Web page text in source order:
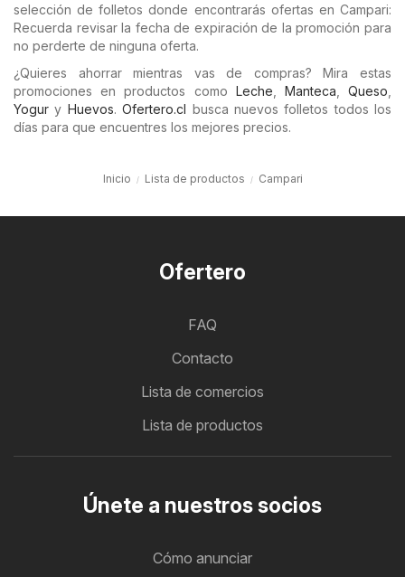
selección de folletos donde encontrarás ofertas en Campari:
Recuerda revisar la fecha de expiración de la promoción para
no perderte de ninguna oferta.
¿Quieres ahorrar mientras vas de compras? Mira estas
promociones en productos como Leche Manteca ,Queso
Yogur y Huevos.Ofertero.cl busca nuevos folletos todos los
días para que encuentres los mejores precios.
Inicio Lista de productos Campari
Ofertero
FAQ
Contacto
Lista de comercios
Lista de productos
Únete a nuestros socios
Cómo anunciar